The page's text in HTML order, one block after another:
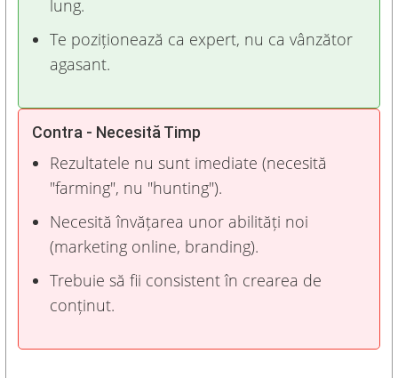
lung.
Te poziționează ca expert, nu ca vânzător
agasant.
Contra - Necesită Timp
Rezultatele nu sunt imediate (necesită
"farming", nu "hunting").
Necesită învățarea unor abilități noi
(marketing online, branding).
Trebuie să fii consistent în crearea de
conținut.